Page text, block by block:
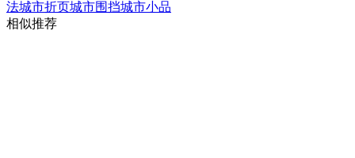
法城市折页城市围挡城市小品
相似推荐